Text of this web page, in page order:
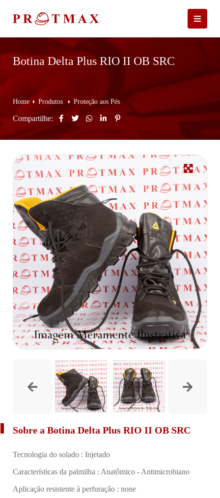
Botina Delta Plus RIO II OB SRC
Home Produtos Proteção aos Pés
Compartilhe:
Sobre a Botina Delta Plus RIO II OB SRC
Tecnologia do solado : Injetado
Características da palmilha : Anatômico - Antimicrobiano
Aplicação resistente à perfuração : none